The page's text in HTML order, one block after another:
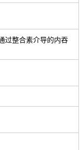
过整合素介导的内吞